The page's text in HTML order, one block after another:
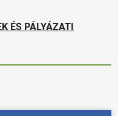
ÉS PÁLYÁZATI